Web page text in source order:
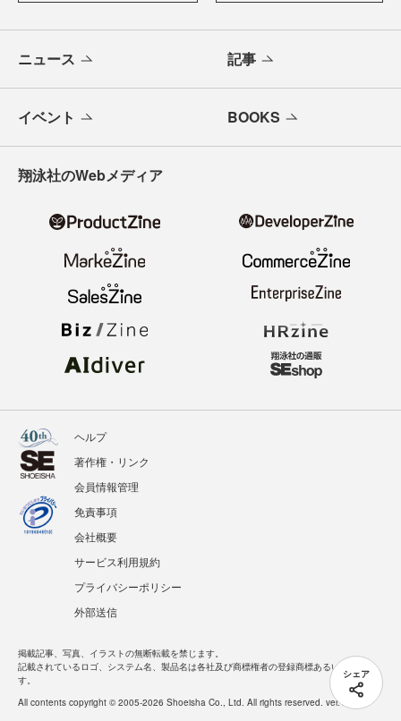
シェア
ニュース 記事
イベント BOOKS
翔泳社のWebメディア
ヘルプ
著作権・リンク
会員情報管理
免責事項
会社概要
サービス利用規約
プライバシーポリシー
外部送信
掲載記事、写真、イラストの無断転載を禁じます。
記載されているロゴ、システム名、製品名は各社及び商標権者の登録商標あるいは商標で
す。
All contents copyright © 2005-2026 Shoeisha Co., Ltd. All rights reserved. ver.1.5